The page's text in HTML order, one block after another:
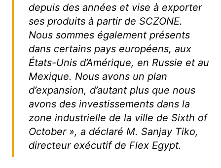
depuis des années et vise à exporter
ses produits à partir de SCZONE.
Nous sommes également présents
dans certains pays européens, aux
États-Unis d’Amérique, en Russie et au
Mexique. Nous avons un plan
d’expansion, d’autant plus que nous
avons des investissements dans la
zone industrielle de la ville de Sixth of
October », a déclaré M. Sanjay Tiko,
directeur exécutif de Flex Egypt.